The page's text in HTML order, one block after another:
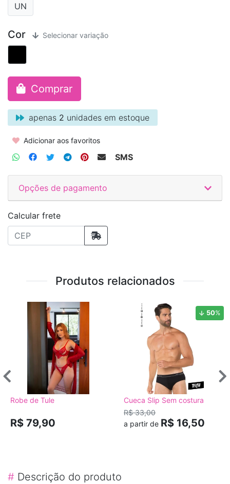
UN
Cor Selecionar variação
Comprar
apenas 2 unidades em estoque
Adicionar aos favoritos
SMS
Opções de pagamento
Calcular frete
Produtos relacionados
Robe de Tule
R$ 79,90
50%
Cueca Slip Sem costura
R$ 33,00
a partir de R$ 16,50
# Descrição do produto